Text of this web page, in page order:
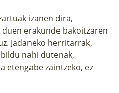
izanen dira,
erakunde bakoitzaren
Jadaneko herritarrak,
nahi dutenak,
etengabe zaintzeko, ez